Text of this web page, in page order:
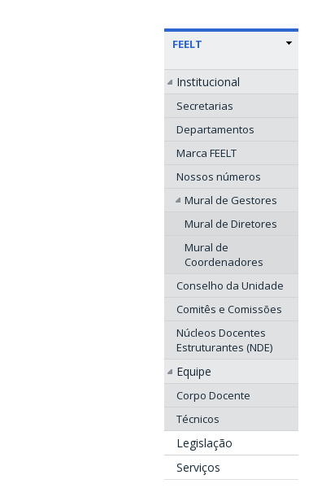
FEELT
Institucional
Secretarias
Departamentos
Marca FEELT
Nossos números
Mural de Gestores
Mural de Diretores
Mural de
Coordenadores
Conselho da Unidade
Comitês e Comissões
Núcleos Docentes
Estruturantes (NDE)
Equipe
Corpo Docente
Técnicos
Legislação
Serviços